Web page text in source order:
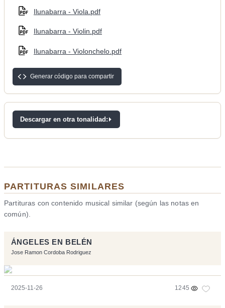
Ilunabarra - Viola.pdf
Ilunabarra - Violin.pdf
Ilunabarra - Violonchelo.pdf
Generar código para compartir
Descargar en otra tonalidad:
PARTITURAS SIMILARES
Partituras con contenido musical similar (según las notas en
común).
ÁNGELES EN BELÉN
Jose Ramon Cordoba Rodriguez
2025-11-26 1245